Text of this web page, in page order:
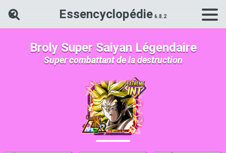
Essencyclopédie
Rechercher une carte Dokkan
Broly Super Saiyan Légendaire
Super combattant de la destruction